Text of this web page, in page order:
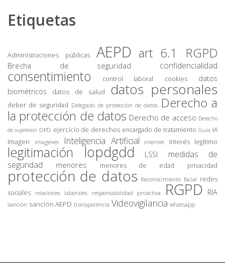
Etiquetas
Administraciones públicas AEPD art 6.1 RGPD
Brecha de seguridad confidencialidad
consentimiento control laboral cookies
datos
biométricos
datos de salud datos personales
deber de seguridad Delegado de protección de datos Derecho a
la protección de datos Derecho de acceso Derecho
de supresion DPD ejercicio de derechos encargado de tratamiento Guía IA
Imagen imagenes Inteligencia Artificial internet Interés legítimo
legitimación lopdgdd LSSI
medidas de
seguridad
menores menores de edad privacidad
protección de datos Reconocimiento facial redes
sociales
relaciones laborales responsabilidad proactiva RGPD RIA
sancion sanción AEPD transparencia Videovigilancia whatsapp